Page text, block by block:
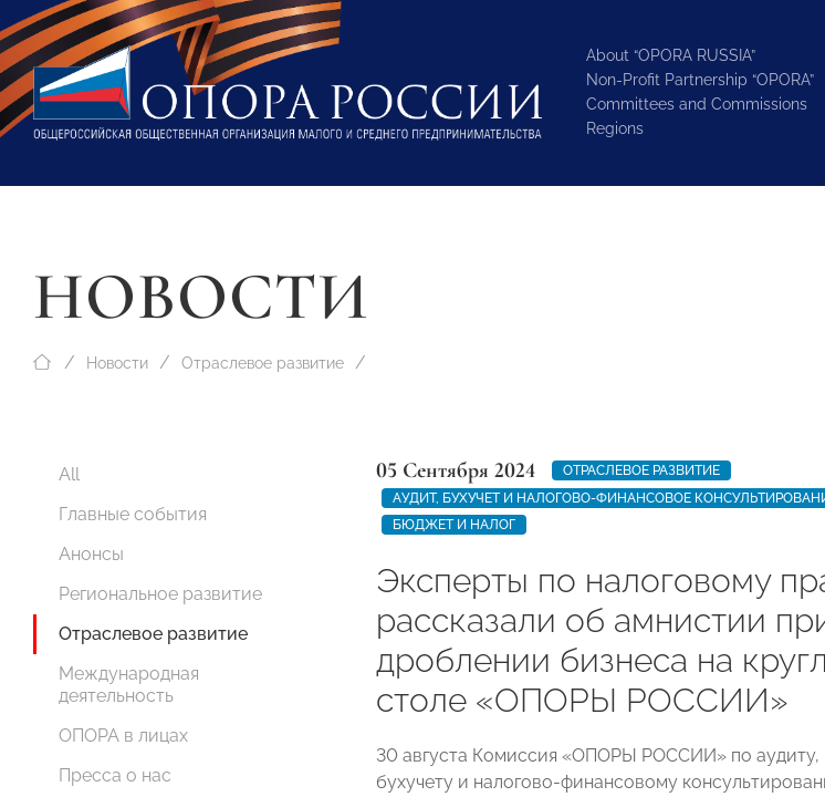
About “OPORA RUSSIA”
Non-Profit Partnership “OPORA”
Committees and Commissions
Regions
НОВОСТИ
Новости Отраслевое развитие
All
Главные события
Анонсы
Региональное развитие
Отраслевое развитие
Международная
деятельность
ОПОРА в лицах
Пресса о нас
05 Сентября 2024
ОТРАСЛЕВОЕ РАЗВИТИЕ
АУДИТ, БУХУЧЕТ И НАЛОГОВО-ФИНАНСОВОЕ
БЮДЖЕТ И НАЛОГ
​​Эксперты по налоговому
рассказали об амнистии
дроблении бизнеса на
столе «ОПОРЫ РОССИИ»
30 августа Комиссия «ОПОРЫ РОССИИ» по аудиту,
бухучету и налогово-финансовому